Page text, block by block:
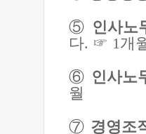
⑤ 인사노
다. ☞ 1개
⑥ 인사노
월
⑦ 경영조